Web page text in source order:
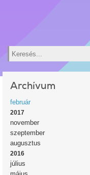
Keresés
Archívum
február
2017
november
szeptember
augusztus
2016
július